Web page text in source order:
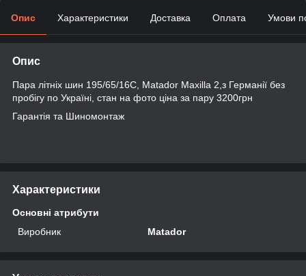
Опис Характеристики Доставка Оплата Умови
Опис
Пара літніх шин 195/65/16С, Matador Maxilla 2,з Германії без
пробігу по Україні, стан на фото ціна за пару 3200грн
Гарантія та Шиномонтаж
Характеристики
Основні атрибути
Виробник
Matador